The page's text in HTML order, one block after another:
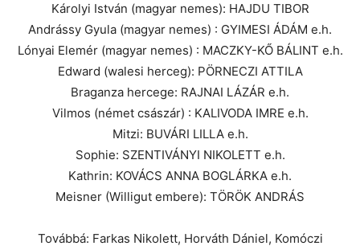
Károlyi István (magyar nemes): HAJDU TIBOR
Andrássy Gyula (magyar nemes) : GYIMESI ÁDÁM e.h.
Lónyai Elemér (magyar nemes) : MACZKY-KŐ BÁLINT e.h.
Edward (walesi herceg): PÖRNECZI ATTILA
Braganza hercege: RAJNAI LÁZÁR e.h.
Vilmos (német császár) : KALIVODA IMRE e.h.
Mitzi: BUVÁRI LILLA e.h.
Sophie: SZENTIVÁNYI NIKOLETT e.h.
Kathrin: KOVÁCS ANNA BOGLÁRKA e.h.
Meisner (Willigut embere): TÖRÖK ANDRÁS
Továbbá: Farkas Nikolett, Horváth Dániel, Komóczi